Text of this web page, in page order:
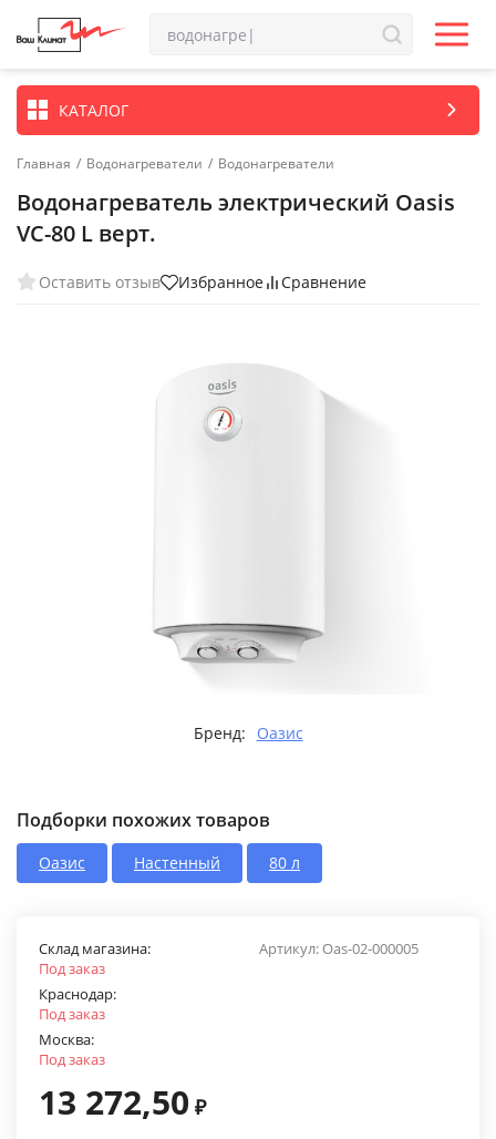
КАТАЛОГ
Главная / Водонагреватели / Водонагреватели
Водонагреватель электрический Oasis
VC-80 L верт.
Оставить отзыв Избранное Сравнение
Бренд: Оазис
Подборки похожих товаров
Оазис Настенный 80 л
Артикул:Oas-02-000005
Склад магазина:
Под заказ
Краснодар:
Под заказ
Москва:
Под заказ
13 272,50 ₽